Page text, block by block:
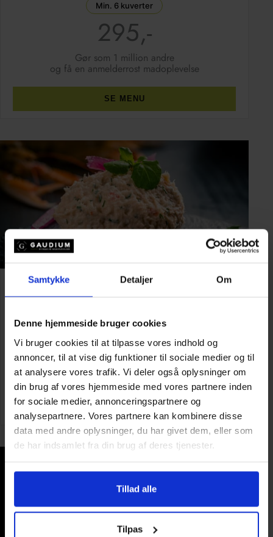
Samtykke Detaljer Om
Denne hjemmeside bruger cookies
Vi bruger cookies til at tilpasse vores indhold og
annoncer, til at vise dig funktioner til sociale medier og til
at analysere vores trafik. Vi deler også oplysninger om
din brug af vores hjemmeside med vores partnere inden
for sociale medier, annonceringspartnere og
analysepartnere. Vores partnere kan kombinere disse
data med andre oplysninger, du har givet dem, eller som
de har indsamlet fra din brug af deres tjenester.
Tillad alle
Tilpas
Min. 6 kuverter
295,-
Gør som 1 million andre
og få en anmelderrost madoplevelse
SE MENU
Grand Cru buffet
465,-
Gør som 1 million andre
og få en anmelderrost madoplevelse
SE MENU